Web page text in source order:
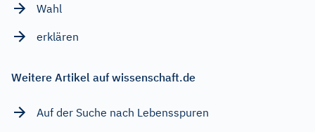
Wahl
erklären
Weitere Artikel auf wissenschaft.de
Auf der Suche nach Lebensspuren